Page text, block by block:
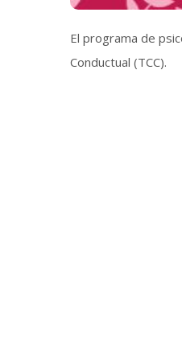
El programa de
Conductual (TCC).